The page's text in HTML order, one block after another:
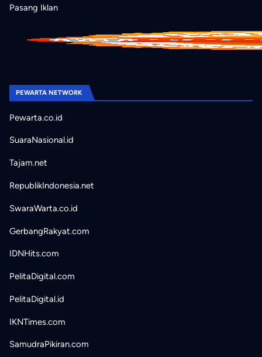
Pasang Iklan
PEWARTA NETWORK
Pewarta.co.id
SuaraNasional.id
Tajam.net
RepublikIndonesia.net
SwaraWarta.co.id
GerbangRakyat.com
IDNHits.com
PelitaDigital.com
PelitaDigital.id
IKNTimes.com
SamudraPikiran.com